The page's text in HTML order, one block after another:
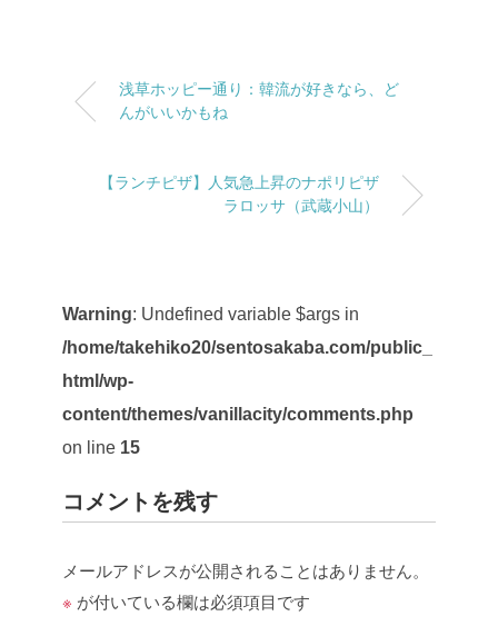
浅草ホッピー通り：韓流が好きなら、ど
んがいいかもね
【ランチピザ】人気急上昇のナポリピザ
ラロッサ（武蔵小山）
Warning: Undefined variable $args in
/home/takehiko20/sentosakaba.com/public_
html/wp-
content/themes/vanillacity/comments.php
on line 15
コメントを残す
メールアドレスが公開されることはありません。
※ が付いている欄は必須項目です